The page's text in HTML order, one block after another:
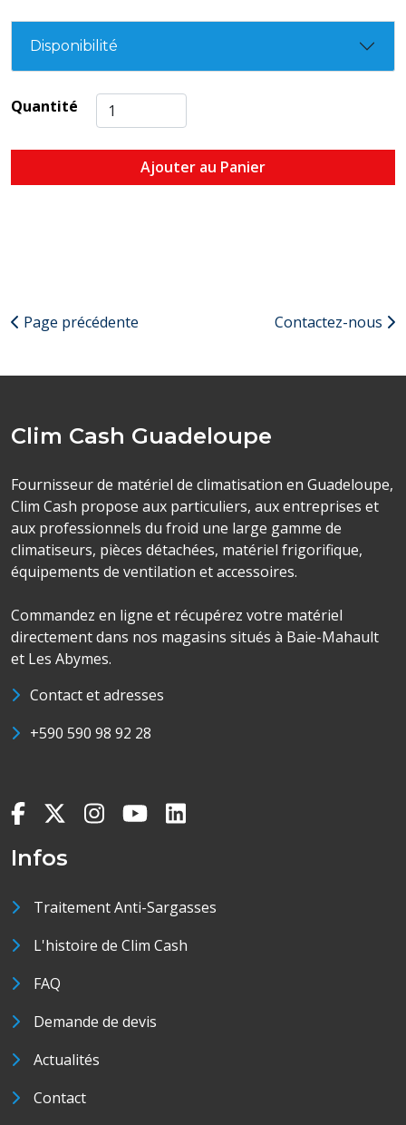
Disponibilité
Quantité
Ajouter au Panier
Page précédente Contactez-nous
Clim Cash Guadeloupe
Fournisseur de matériel de climatisation en Guadeloupe,
Clim Cash propose aux particuliers, aux entreprises et
aux professionnels du froid une large gamme de
climatiseurs, pièces détachées, matériel frigorifique,
équipements de ventilation et accessoires.
Commandez en ligne et récupérez votre matériel
directement dans nos magasins situés à Baie-Mahault
et Les Abymes.
Contact et adresses
+590 590 98 92 28
Infos
Traitement Anti-Sargasses
L'histoire de Clim Cash
FAQ
Demande de devis
Actualités
Contact